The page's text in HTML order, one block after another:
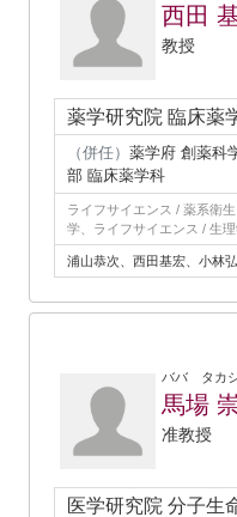
西田
教授
薬学研究院 臨床薬
（併任） 薬学府 創薬科
部 臨床薬学科
ライフサイエンス / 薬系衛
学、ライフサイエンス / 生
浦山恭次、西田基宏、小林弘
ババ タカ
馬場
准教授
医学研究院 分子生